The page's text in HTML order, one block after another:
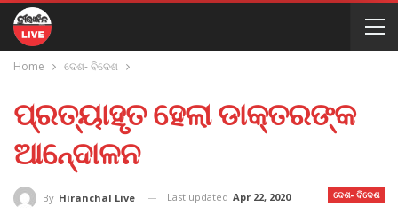
Home ଦେଶ- ବିଦେଶ
ପ୍ରତ୍ୟାହୃତ ହେଲା ଡାକ୍ତରଙ୍କ
ଆନେ୍ଦାଳନ
ଦେଶ- ବିଦେଶ
By Hiranchal Live Last updated Apr 22, 2020